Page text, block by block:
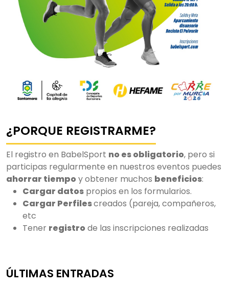
¿PORQUE REGISTRARME?
El registro en BabelSport no es obligatorio, pero si
participas regularmente en nuestros eventos puedes
ahorrar tiempo y obtener muchos beneficios:
Cargar datos propios en los formularios.
Cargar Perfilescreados (pareja, compañeros,
etc
Tener registro de las inscripciones realizadas
ÚLTIMAS ENTRADAS